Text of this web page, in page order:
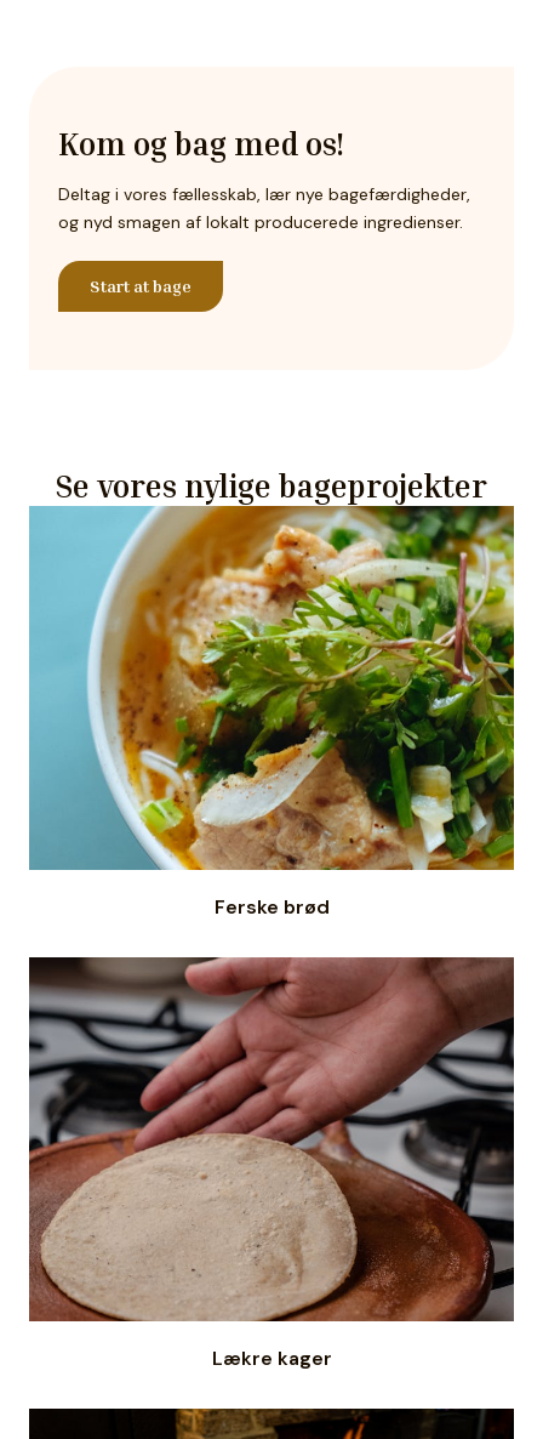
Kom og bag med os!
Deltag i vores fællesskab, lær nye bagefærdigheder,
og nyd smagen af lokalt producerede ingredienser.
Start at bage
Se vores nylige bageprojekter
Ferske brød
Lækre kager